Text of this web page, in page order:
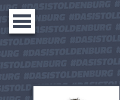
Toggle
navigation